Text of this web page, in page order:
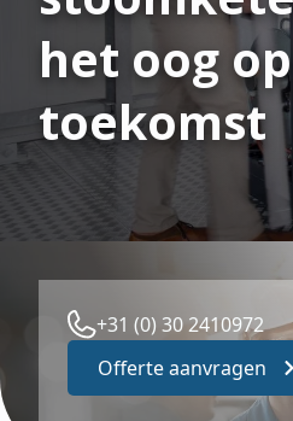
het oog
toekomst
+31 (0) 30 2410972
Offerte aanvragen